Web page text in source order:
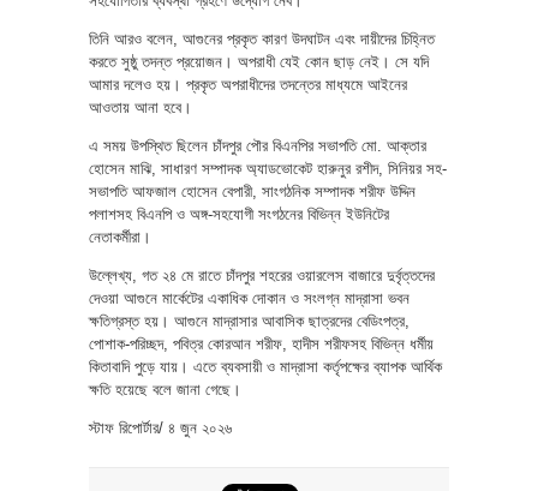
তিনি আরও বলেন, আগুনের প্রকৃত কারণ উদঘাটন এবং দায়ীদের চিহ্নিত
করতে সুষ্ঠু তদন্ত প্রয়োজন। অপরাধী যেই কোন ছাড় নেই। সে যদি
আমার দলেও হয়। প্রকৃত অপরাধীদের তদন্তের মাধ্যমে আইনের
আওতায় আনা হবে।
এ সময় উপস্থিত ছিলেন চাঁদপুর পৌর বিএনপির সভাপতি মো. আক্তার
হোসেন মাঝি, সাধারণ সম্পাদক অ্যাডভোকেট হারুনুর রশীদ, সিনিয়র সহ-
সভাপতি আফজাল হোসেন বেপারী, সাংগঠনিক সম্পাদক শরীফ উদ্দিন
পলাশসহ বিএনপি ও অঙ্গ-সহযোগী সংগঠনের বিভিন্ন ইউনিটের
নেতাকর্মীরা।
উল্লেখ্য, গত ২৪ মে রাতে চাঁদপুর শহরের ওয়ারলেস বাজারে দুর্বৃত্তদের
দেওয়া আগুনে মার্কেটের একাধিক দোকান ও সংলগ্ন মাদ্রাসা ভবন
ক্ষতিগ্রস্ত হয়। আগুনে মাদ্রাসার আবাসিক ছাত্রদের বেডিংপত্র,
পোশাক-পরিচ্ছদ, পবিত্র কোরআন শরীফ, হাদীস শরীফসহ বিভিন্ন ধর্মীয়
কিতাবাদি পুড়ে যায়। এতে ব্যবসায়ী ও মাদ্রাসা কর্তৃপক্ষের ব্যাপক আর্থিক
ক্ষতি হয়েছে বলে জানা গেছে।
স্টাফ রিপোর্টার/ ৪ জুন ২০২৬